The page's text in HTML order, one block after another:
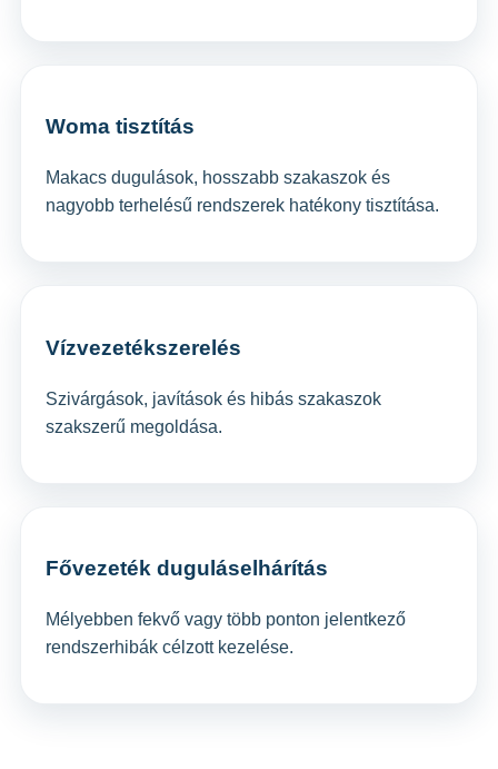
Woma tisztítás
Makacs dugulások, hosszabb szakaszok és
nagyobb terhelésű rendszerek hatékony tisztítása.
Vízvezetékszerelés
Szivárgások, javítások és hibás szakaszok
szakszerű megoldása.
Fővezeték duguláselhárítás
Mélyebben fekvő vagy több ponton jelentkező
rendszerhibák célzott kezelése.